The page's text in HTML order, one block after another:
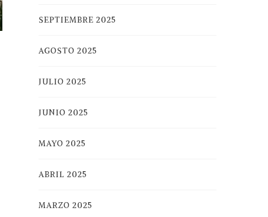
SEPTIEMBRE 2025
AGOSTO 2025
JULIO 2025
JUNIO 2025
MAYO 2025
ABRIL 2025
MARZO 2025